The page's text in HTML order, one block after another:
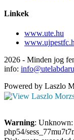
Linkek
www.ute.hu
2026 - Minden jog
info:
Powered by Laszlo
Warning: Unknown:
php54/